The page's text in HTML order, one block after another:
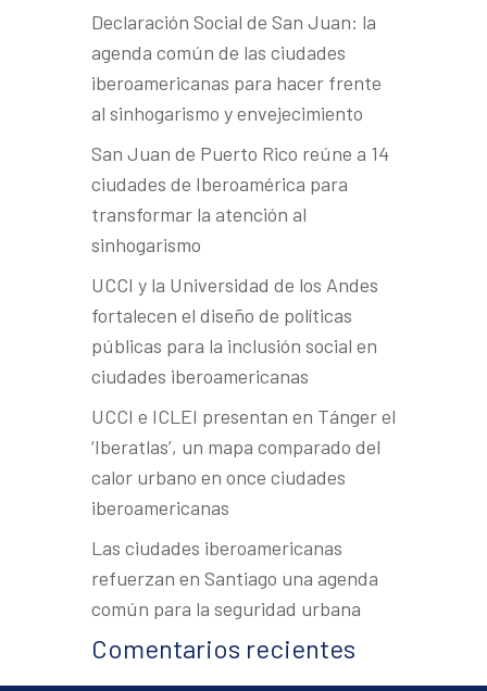
Declaración Social de San Juan: la
agenda común de las ciudades
iberoamericanas para hacer frente
al sinhogarismo y envejecimiento
San Juan de Puerto Rico reúne a 14
ciudades de Iberoamérica para
transformar la atención al
sinhogarismo
UCCI y la Universidad de los Andes
fortalecen el diseño de políticas
públicas para la inclusión social en
ciudades iberoamericanas
UCCI e ICLEI presentan en Tánger el
‘Iberatlas’, un mapa comparado del
calor urbano en once ciudades
iberoamericanas
Las ciudades iberoamericanas
refuerzan en Santiago una agenda
común para la seguridad urbana
Comentarios recientes